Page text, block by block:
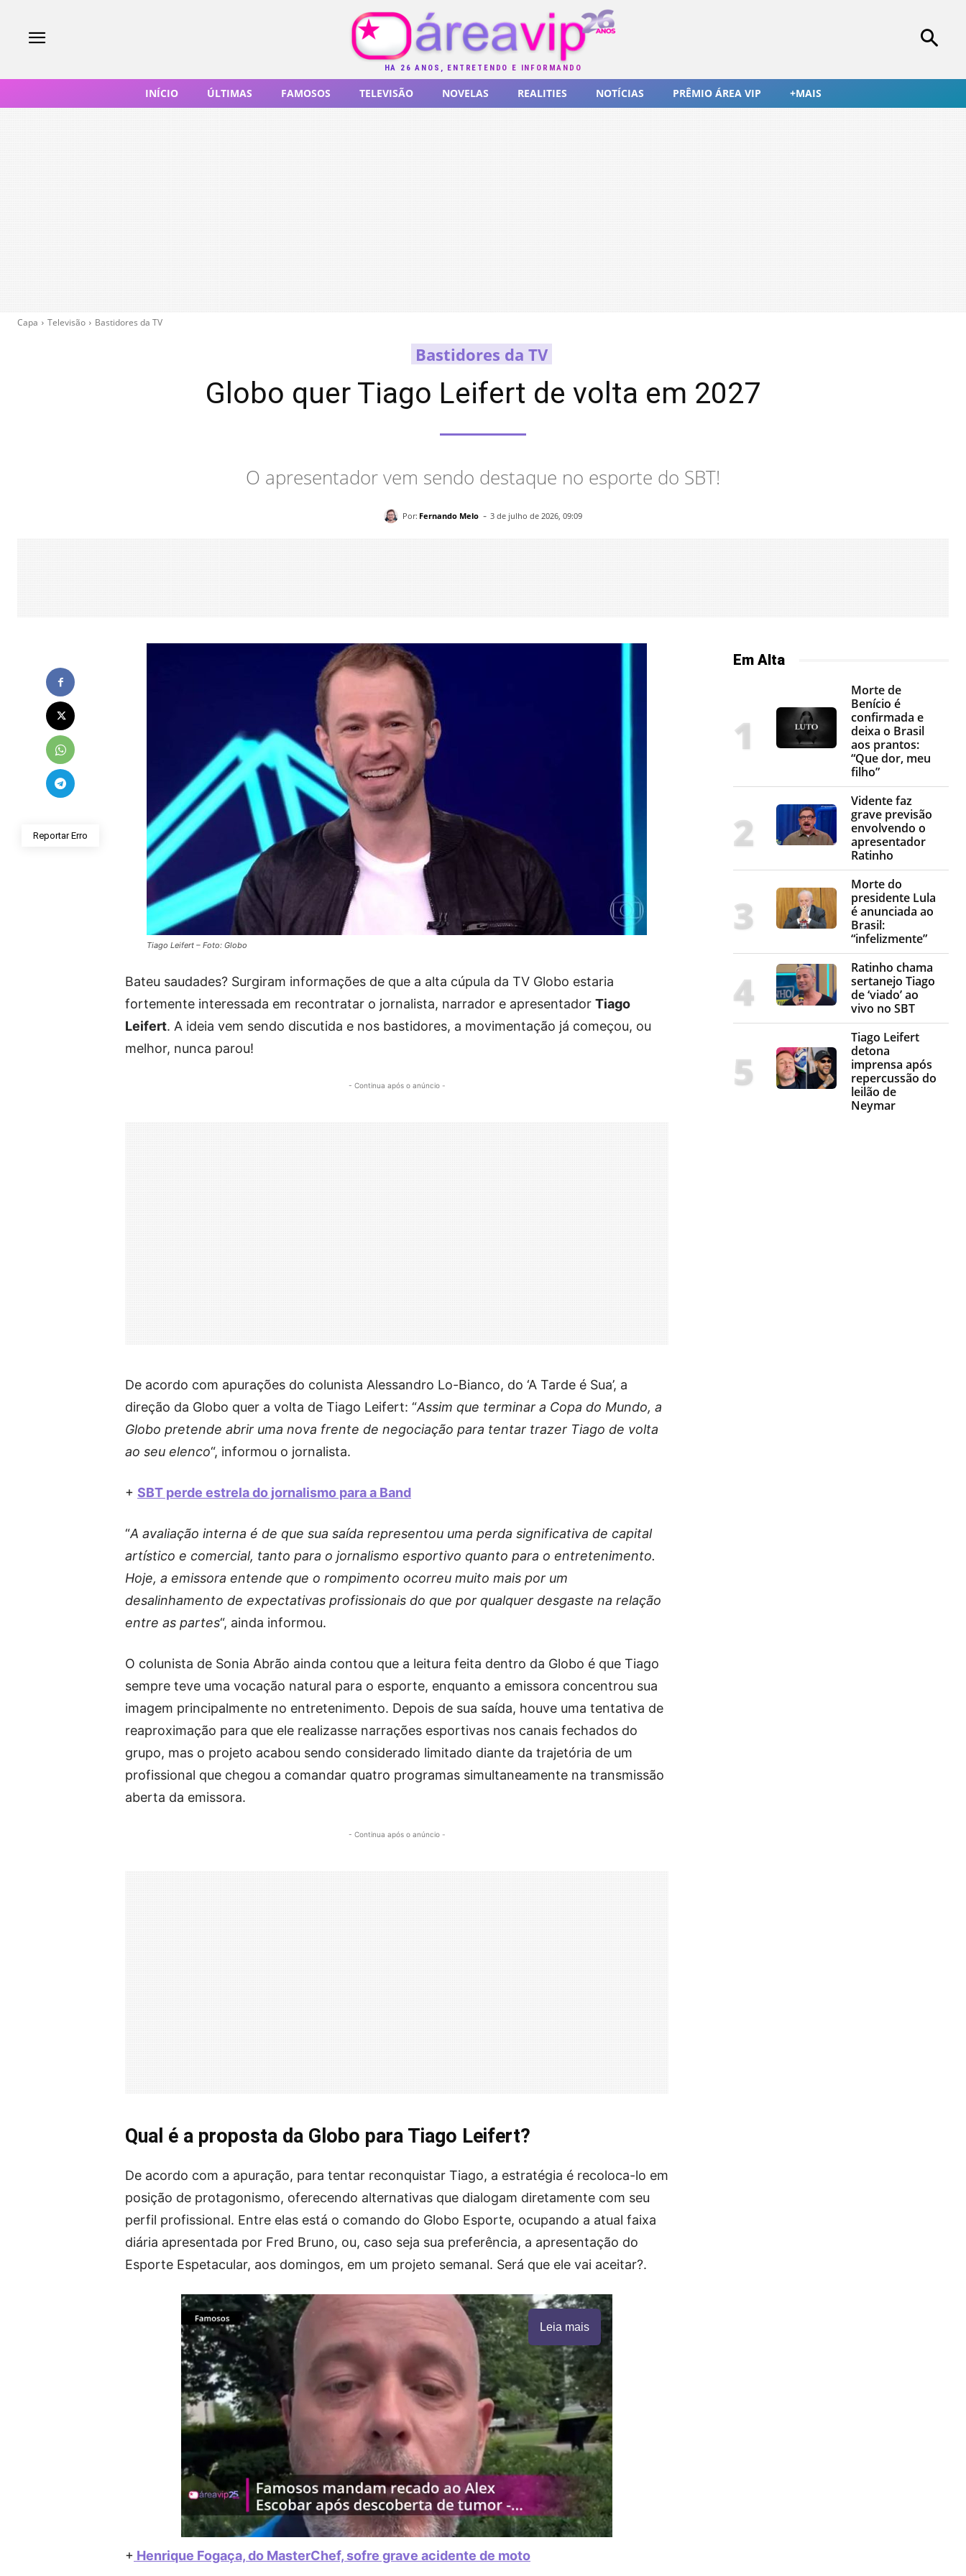
HÁ 26 ANOS, ENTRETENDO E INFORMANDO
INÍCIO ÚLTIMAS FAMOSOS TELEVISÃO NOVELAS REALITIES NOTÍCIAS PRÊMIO ÁREA VIP +MAIS
Capa Televisão Bastidores da TV
Bastidores da TV
Globo quer Tiago Leifert de volta em 2027
O apresentador vem sendo destaque no esporte do SBT!
Por: Fernando Melo - 3 de julho de 2026, 09:09
Reportar Erro
Tiago Leifert – Foto: Globo
Bateu saudades? Surgiram informações de que a alta cúpula da TV Globo estaria
fortemente interessada em recontratar o jornalista, narrador e apresentador Tiago
Leifert. A ideia vem sendo discutida e nos bastidores, a movimentação já começou, ou
melhor, nunca parou!
- Continua após o anúncio -
De acordo com apurações do colunista Alessandro Lo-Bianco, do ‘A Tarde é Sua’, a
direção da Globo quer a volta de Tiago Leifert: “Assim que terminar a Copa do Mundo, a
Globo pretende abrir uma nova frente de negociação para tentar trazer Tiago de volta
ao seu elenco“, informou o jornalista.
+ SBT perde estrela do jornalismo para a Band
“A avaliação interna é de que sua saída representou uma perda significativa de capital
artístico e comercial, tanto para o jornalismo esportivo quanto para o entretenimento.
Hoje, a emissora entende que o rompimento ocorreu muito mais por um
desalinhamento de expectativas profissionais do que por qualquer desgaste na relação
entre as partes“, ainda informou.
O colunista de Sonia Abrão ainda contou que a leitura feita dentro da Globo é que Tiago
sempre teve uma vocação natural para o esporte, enquanto a emissora concentrou sua
imagem principalmente no entretenimento. Depois de sua saída, houve uma tentativa de
reaproximação para que ele realizasse narrações esportivas nos canais fechados do
grupo, mas o projeto acabou sendo considerado limitado diante da trajetória de um
profissional que chegou a comandar quatro programas simultaneamente na transmissão
aberta da emissora.
- Continua após o anúncio -
Qual é a proposta da Globo para Tiago Leifert?
De acordo com a apuração, para tentar reconquistar Tiago, a estratégia é recoloca-lo em
posição de protagonismo, oferecendo alternativas que dialogam diretamente com seu
perfil profissional. Entre elas está o comando do Globo Esporte, ocupando a atual faixa
diária apresentada por Fred Bruno, ou, caso seja sua preferência, a apresentação do
Esporte Espetacular, aos domingos, em um projeto semanal. Será que ele vai aceitar?.
Leia mais
+ Henrique Fogaça, do MasterChef, sofre grave acidente de moto
Em Alta
Morte de
Benício é
confirmada e
deixa o Brasil
aos prantos:
“Que dor, meu
filho”
Vidente faz
grave previsão
envolvendo o
apresentador
Ratinho
Morte do
presidente Lula
é anunciada ao
Brasil:
“infelizmente”
Ratinho chama
sertanejo Tiago
de ‘viado’ ao
vivo no SBT
Tiago Leifert
detona
imprensa após
repercussão do
leilão de
Neymar